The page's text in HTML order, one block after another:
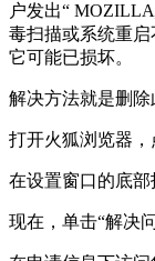
户发出“
毒扫描或系统重启
它可能已损坏。
解决方法就是删除
打开火狐浏览器，
在设置窗口的底部
现在，单击“解决